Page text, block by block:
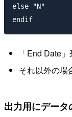
else "N"
endif
「End Date
それ以外の場
出力用にデータ